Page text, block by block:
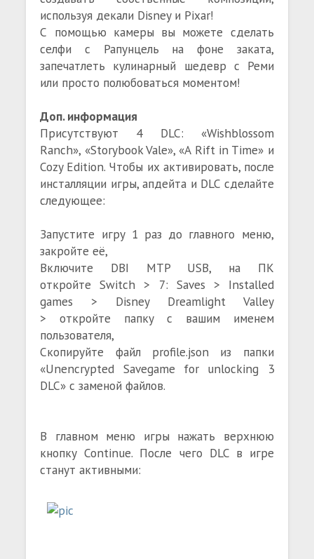
используя декали Disney и Pixar!
С помощью камеры вы можете сделать
селфи с Рапунцель на фоне заката,
запечатлеть кулинарный шедевр с Реми
или просто полюбоваться моментом!
Доп. информация
Присутствуют 4 DLC: «Wishblossom
Ranch», «Storybook Vale», «A Rift in Time» и
Cozy Edition. Чтобы их активировать, после
инсталляции игры, апдейта и DLC сделайте
следующее:
Запустите игру 1 раз до главного меню,
закройте её,
Включите DBI MTP USB, на ПК
откройте Switch > 7: Saves > Installed
games > Disney Dreamlight Valley
> откройте папку с вашим именем
пользователя,
Скопируйте файл profile.json из папки
«Unencrypted Savegame for unlocking 3
DLC» с заменой файлов.
В главном меню игры нажать верхнюю
кнопку Continue. После чего DLC в игре
станут активными: